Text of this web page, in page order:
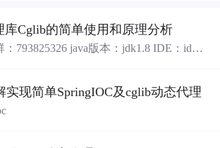
库Cglib的简单使用和原理分析
版本：jdk1.8 IDE：idea
自带的Proxy无法实现对不实现接口的类
实现这个功能，可以使用Cglib这个第三
实现简单SpringIOC及cglib动态代理